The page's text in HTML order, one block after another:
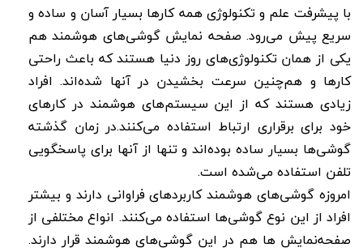
با پیشرفت علم و تکنولوژی همه کارها بسیار آسان و ساده و
سریع پیش می‌رود. صفحه‌ نمایش گوشی‌های هوشمند هم
یکی از همان تکنولوژی‌های روز دنیا هستند که باعث راحتی
کارها و هم‌چنین سرعت بخشیدن در آنها شده‌اند. افراد
زیادی هستند که از این سیستم‌های هوشمند در کارهای
خود برای برقراری ارتباط استفاده می‌کنند.در زمان گذشته
گوشی‌ها بسیار ساده بوده‌اند و تنها از آنها برای پاسخگویی
تلفن استفاده می‌شده است.
امروزه گوشی‌های هوشمند کاربردهای فراوانی دارند و بیشتر
افراد از این نوع گوشی‌ها استفاده می‌کنند. انواع مختلفی از
صفحه‌نمایش‌ ها هم در این گوشی‌های هوشمند قرار دارند.